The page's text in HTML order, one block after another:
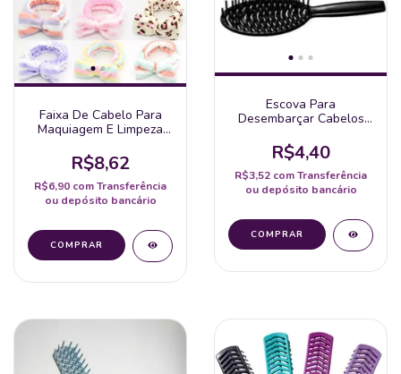
Faixa De Cabelo Para
Maquiagem E Limpeza
R$8,62
R$6,90 comTransferência
ou depósito bancário
Escova Para
Desembarçar Cabelos
R$4,40
R$3,52 comTransferência
ou depósito bancário